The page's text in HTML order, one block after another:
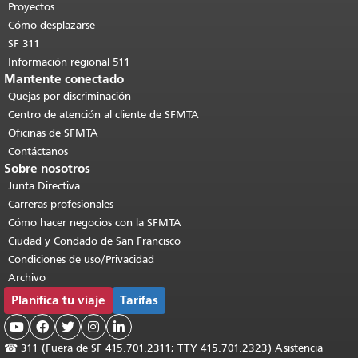
contenido principal
Proyectos
Cómo desplazarse
SF 311
Información regional 511
Mantente conectado
Quejas por discriminación
Centro de atención al cliente de SFMTA
Oficinas de SFMTA
Contáctanos
Sobre nosotros
Junta Directiva
Carreras profesionales
Cómo hacer negocios con la SFMTA
Ciudad y Condado de San Francisco
Condiciones de uso/Privacidad
Archivo
Planifica tu viaje Tarifas
    
☎ 311 (Fuera de SF 415.701.2311; TTY 415.701.2323) Asistencia